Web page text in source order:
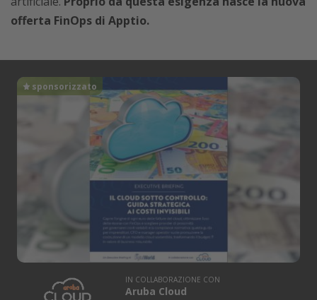
offerta FinOps di Apptio.
sponsorizzato
IN COLLABORAZIONE CON
Aruba Cloud